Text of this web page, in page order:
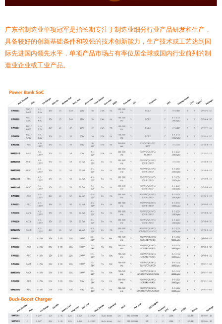
广东省制造业单项冠军是指长期专注于制造业细分行业产品研发和生产，
具备较好的创新基础条件和较强的技术创新能力，生产技术或工艺达到国
际先进国内领先水平，单项产品市场占有率位居全球或国内行业前列的制
造业企业或工业产品。